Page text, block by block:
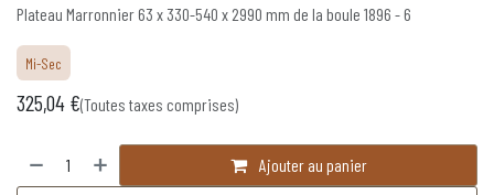
Plateau Marronnier 63 x 330-540 x 2990 mm de la boule 1896 - 6
Mi-Sec
325,04 €(Toutes taxes comprises)
Ajouter au panier